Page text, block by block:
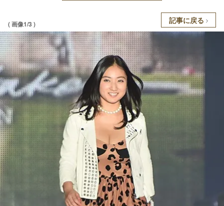
( 画像1/3 ) 記事に戻る